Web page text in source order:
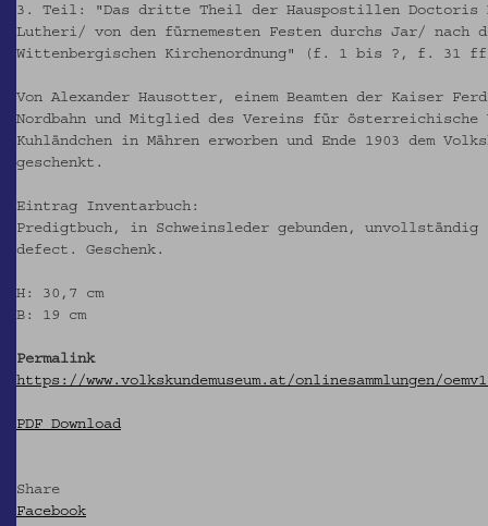
3. Teil: "Das dritte Theil der Hauspostillen Doctoris
Lutheri/ von den fürnemesten Festen durchs Jar/ nach
Wittenbergischen Kirchenordnung" (f. 1 bis ?, f. 31
Von Alexander Hausotter, einem Beamten der Kaiser
Nordbahn und Mitglied des Vereins für österreichische
Kuhländchen in Mähren erworben und Ende 1903 dem
geschenkt.
Eintrag Inventarbuch:
Predigtbuch, in Schweinsleder gebunden,
defect. Geschenk.
H: 30,7 cm
B: 19 cm
Permalink
https://www.volkskundemuseum.at/onlinesammlungen/
PDF Download
Share
Facebook